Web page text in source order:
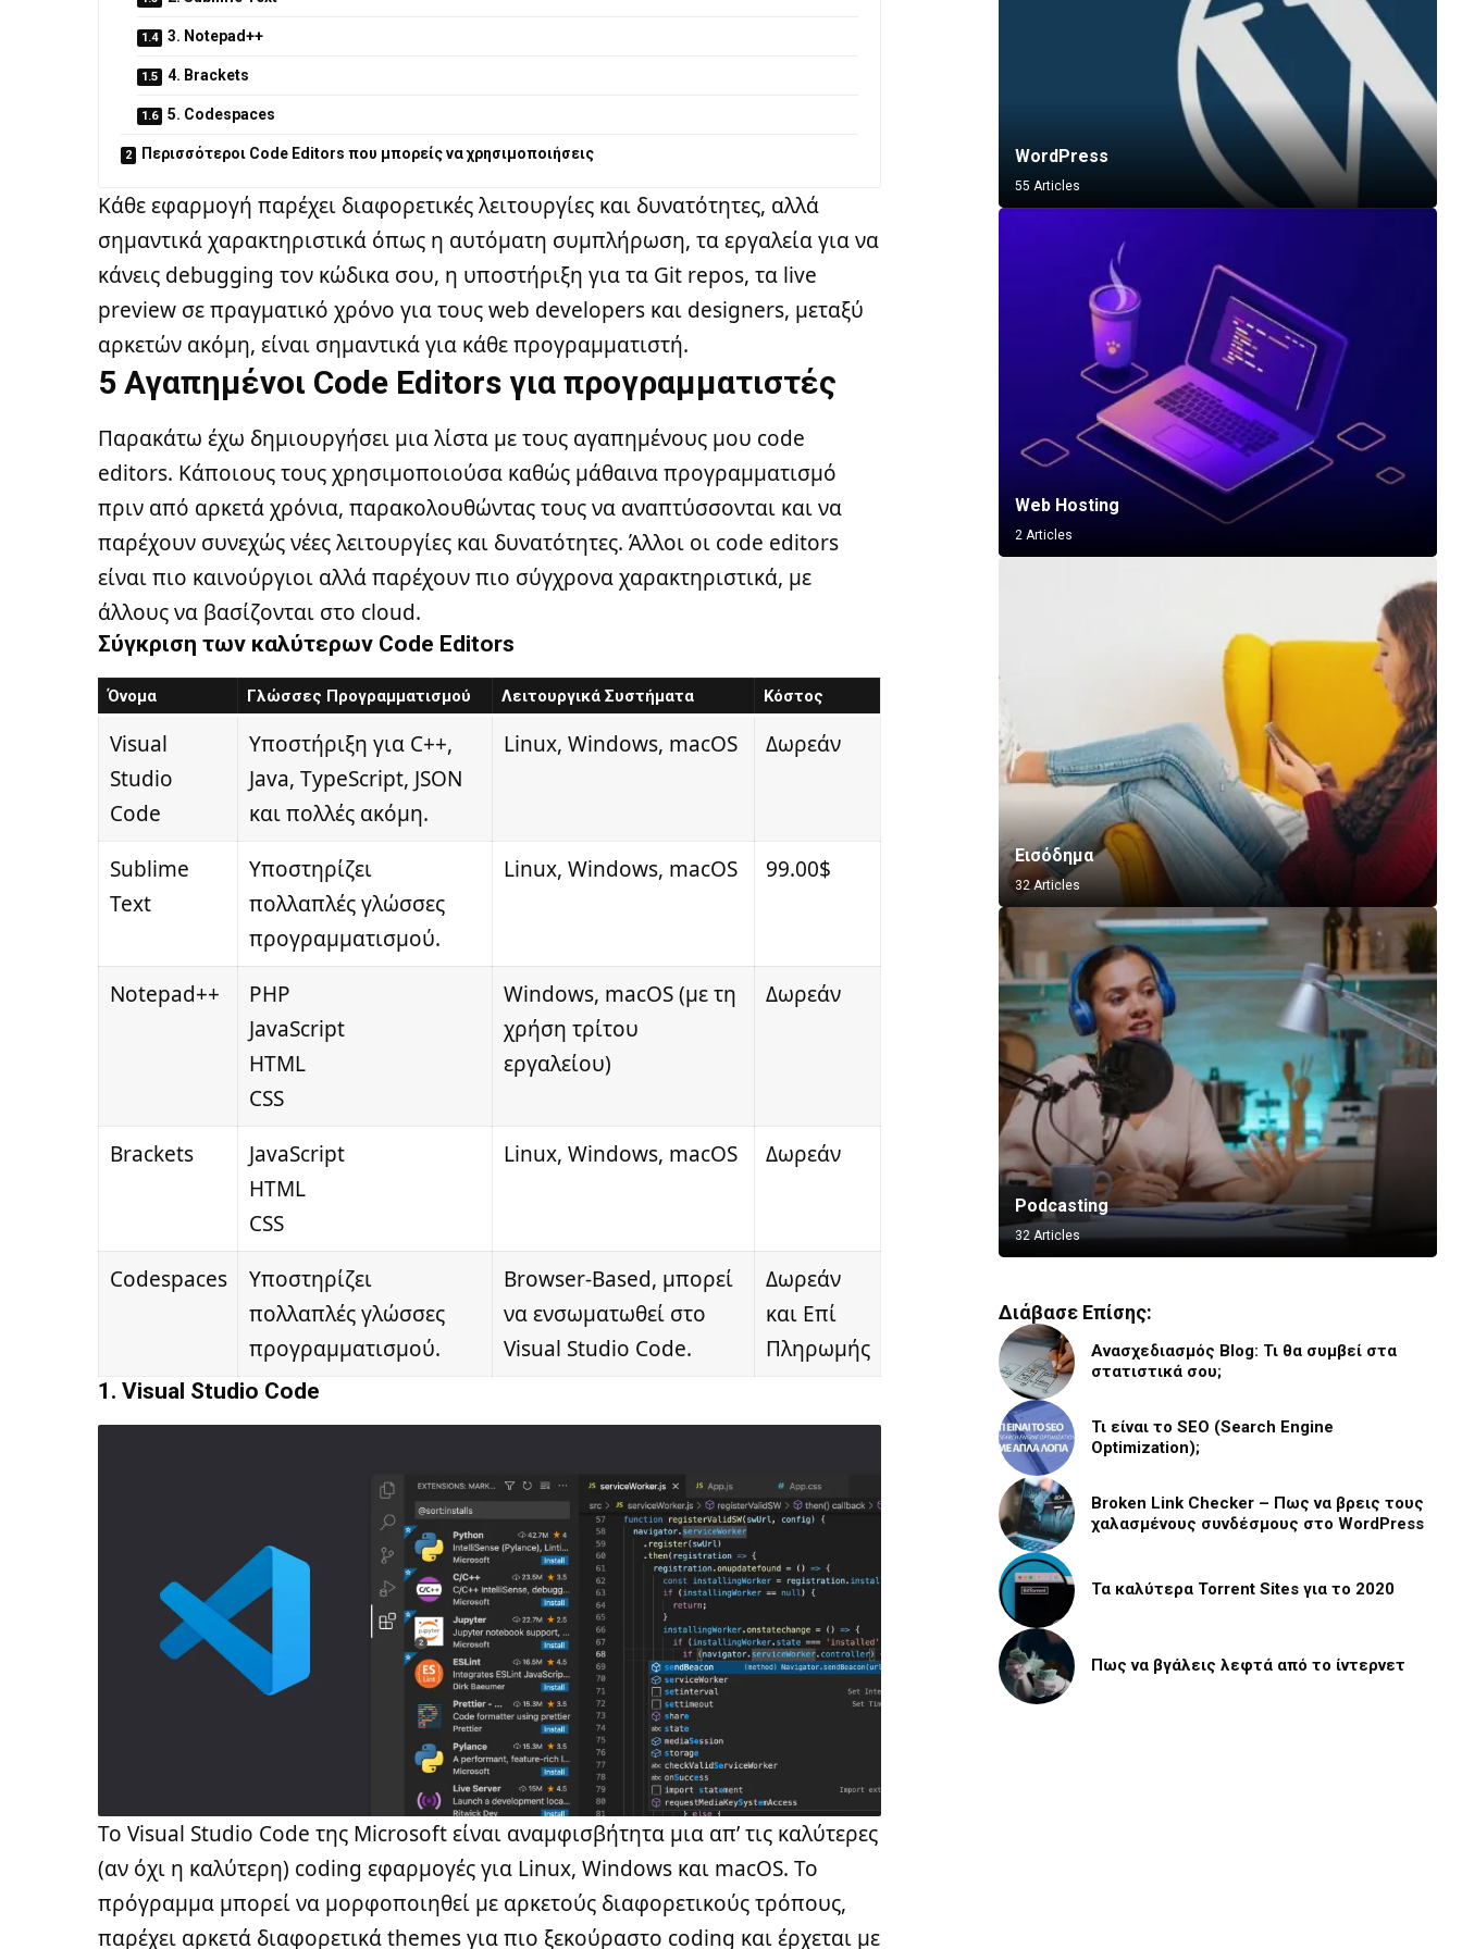
3. Notepad++
4. Brackets
5. Codespaces
Περισσότεροι Code Editors που μπορείς να χρησιμοποιήσεις
Κάθε εφαρμογή παρέχει διαφορετικές λειτουργίες και δυνατότητες, αλλά
σημαντικά χαρακτηριστικά όπως η αυτόματη συμπλήρωση, τα εργαλεία για να
κάνεις debugging τον κώδικα σου, η υποστήριξη για τα Git repos, τα live
preview σε πραγματικό χρόνο για τους web developers και designers, μεταξύ
αρκετών ακόμη, είναι σημαντικά για κάθε προγραμματιστή.
5 Αγαπημένοι Code Editors για προγραμματιστές
Παρακάτω έχω δημιουργήσει μια λίστα με τους αγαπημένους μου code
editors. Κάποιους τους χρησιμοποιούσα καθώς μάθαινα προγραμματισμό
πριν από αρκετά χρόνια, παρακολουθώντας τους να αναπτύσσονται και να
παρέχουν συνεχώς νέες λειτουργίες και δυνατότητες. Άλλοι οι code editors
είναι πιο καινούργιοι αλλά παρέχουν πιο σύγχρονα χαρακτηριστικά, με
άλλους να βασίζονται στο cloud.
Σύγκριση των καλύτερων Code Editors
Όνομα Γλώσσες Προγραμματισμού Λειτουργικά Συστήματα Κόστος
Visual
Studio
Code
Υποστήριξη για C++,
Java, TypeScript, JSON
και πολλές ακόμη.
Linux, Windows, macOS Δωρεάν
Sublime
Text
Υποστηρίζει
πολλαπλές γλώσσες
προγραμματισμού.
Linux, Windows, macOS 99.00$
Notepad++
PHP
JavaScript
HTML
CSS
Windows, macOS (με τη
χρήση τρίτου
εργαλείου)
Δωρεάν
Brackets
JavaScript
HTML
CSS
Linux, Windows, macOS Δωρεάν
Codespaces
Υποστηρίζει
πολλαπλές γλώσσες
προγραμματισμού.
Browser-Based, μπορεί
να ενσωματωθεί στο
Visual Studio Code.
Δωρεάν
και Επί
Πληρωμής
1. Visual Studio Code
ΤοVisual Studio Code της Microsoft είναι αναμφισβήτητα μια απ’ τις καλύτερες
(αν όχι η καλύτερη) coding εφαρμογές για Linux, Windows και macOS. Το
πρόγραμμα μπορεί να μορφοποιηθεί με αρκετούς διαφορετικούς τρόπους,
παρέχει αρκετά διαφορετικά themes για πιο ξεκούραστο coding και έρχεται με
WordPress
55 Articles
Web Hosting
2 Articles
Εισόδημα
32 Articles
Podcasting
32 Articles
Vlogging
8 Articles
Διάβασε Επίσης:
Ανασχεδιασμός Blog: Τι θα συμβεί στα
στατιστικά σου;
Τι είναι το SEO (Search Engine
Optimization);
Broken Link Checker – Πως να βρεις τους
χαλασμένους συνδέσμους στο WordPress
Τα καλύτερα Torrent Sites για το 2020
Πως να βγάλεις λεφτά από το ίντερνετ